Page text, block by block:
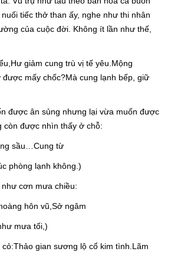
tiếc thở than ấy, nghe như thi nhân
của cuộc đời. Không ít lần như thế,
giảm cung trù vị tế yêu.Mộng
mấy chốc?Mà cung lạnh bếp, giữ
được ân sủng nhưng lại vừa muốn được
còn được nhìn thấy ở chỗ:
sầu…Cung từ
phòng lạnh không.)
cơn mưa chiều:
hôn vũ,Sở ngâm
mưa tối,)
gian sương lộ cổ kim tình.Lãm